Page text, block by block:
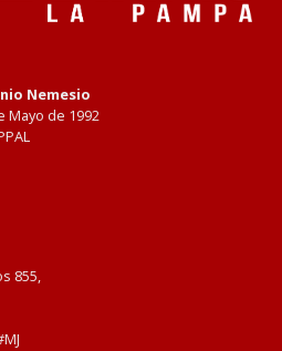
Nemesio
Mayo de 1992
855,